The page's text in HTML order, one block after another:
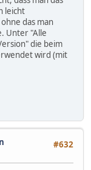
leicht
das man
Unter "Alle
die beim
wird (mit
#632